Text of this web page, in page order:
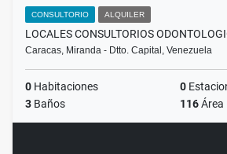
CONSULTORIO ALQUILER
LOCALES CONSULTORIOS
Caracas, Miranda - Dtto. Capital, Venezuela
0 Habitaciones 0
3 Baños 116Área